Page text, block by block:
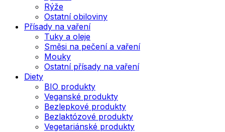
Rýže
Ostatní obiloviny
Přísady na vaření
Tuky a oleje
Směsi na pečení a vaření
Mouky
Ostatní přísady na vaření
Diety
BIO produkty
Veganské produkty
Bezlepkové produkty
Bezlaktózové produkty
Vegetariánské produkty